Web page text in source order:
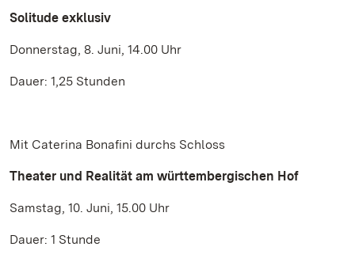
Solitude exklusiv
Donnerstag, 8. Juni, 14.00 Uhr
Dauer: 1,25 Stunden
Mit Caterina Bonafini durchs Schloss
Theater und Realität am württembergischen Hof
Samstag, 10. Juni, 15.00 Uhr
Dauer: 1 Stunde